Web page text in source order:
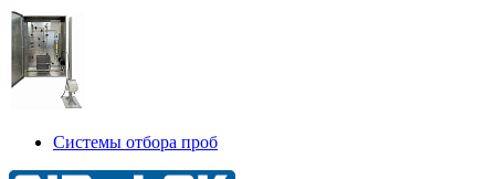
Системы отбора проб